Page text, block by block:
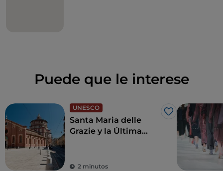
Puede que le interese
UNESCO
Me gusta
Santa Maria delle
Grazie y la Última
Renacimiento
2 minutos